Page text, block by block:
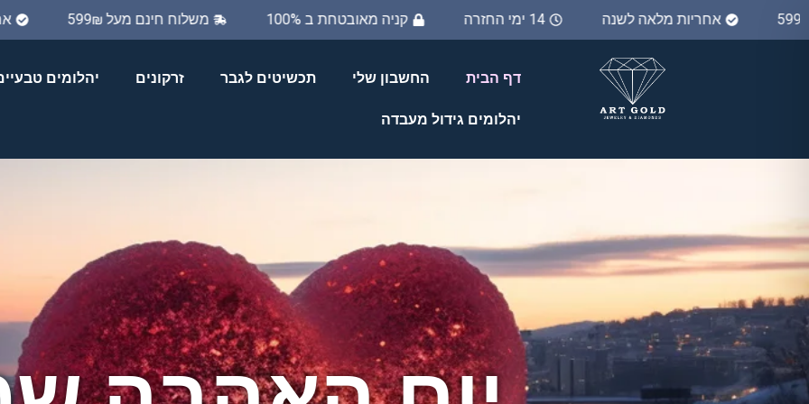
משלוח חינם מעל 599₪ קניה מאובטחת ב 100% 14 ימי החזרה אחריות מלאה לשנה מעל 599₪
דף הבית החשבון שלי תכשיטים לגבר זרקונים יהלומים
יהלומים גידול מעבדה